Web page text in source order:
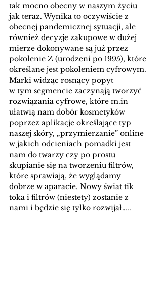
tak mocno obecny w naszym życiu
jak teraz. Wynika to oczywiście z
obecnej pandemicznej sytuacji, ale
również decyzje zakupowe w dużej
mierze dokonywane są już przez
pokolenie Z (urodzeni po 1995), które
określane jest pokoleniem cyfrowym.
Marki widząc rosnący popyt
w tym segmencie zaczynają tworzyć
rozwiązania cyfrowe, które m.in
ułatwią nam dobór kosmetyków
poprzez aplikacje określające typ
naszej skóry, „przymierzanie” online
w jakich odcieniach pomadki jest
nam do twarzy czy po prostu
skupianie się na tworzeniu filtrów,
które sprawiają, że wyglądamy
dobrze w aparacie. Nowy świat tik
toka i filtrów (niestety) zostanie z
nami i będzie się tylko rozwijał…..